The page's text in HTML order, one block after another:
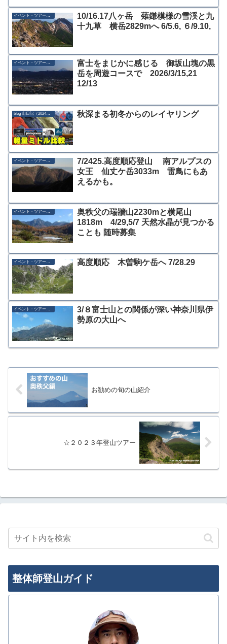
イベント・ツアー募集
10/16.17八ヶ岳 薙鎌模様の雪渓と九
十九草 横岳2829mへ 6/5.6, ６/9.10,
イベント・ツアー募集
富士をまじかに感じる 御坂山塊の黒
岳を周遊コースで 2026/3/15,21
12/13
blog 山日記（2024年） 秋深まる初冬からのレイヤリング
イベント・ツアー募集
7/2425.高度順応登山 南アルプスの
女王 仙丈ケ岳3033m 雷鳥にもあ
えるかも。
奥秩父の瑞牆山2230mと横尾山
1818m 4/29,5/7 天然水晶が見つかる
ことも 随時募集
イベント・ツアー募集 高度順応 木曽駒ケ岳へ 7/28.29
イベント・ツアー募集
3/８富士山との関係が深い神奈川県伊
勢原の大山へ
お勧めの旬の山紹介
☆２０２３年登山ツアー
整体師登山ガイド